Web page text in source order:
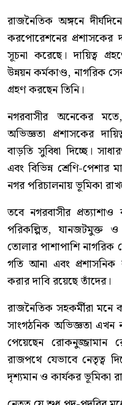
রাজনৈতিক অঙ্গনে
করপোরেশনের প্রশাসকের
সূচনা করেছে। দায়িত্ব
উন্নয়ন কর্মকাণ্ড, নাগরিক
গ্রহণ করছেন তিনি।
নগরবাসীর অনেকের
অভিজ্ঞতা প্রশাসকের
বাড়তি সুবিধা দিচ্ছে।
এবং বিভিন্ন শ্রেণি-
নগর পরিচালনায় ভূমিকা
তবে নগরবাসীর
পরিকল্পিত, যানজটমুক্ত
তোলার পাশাপাশি নাগরিক
গতি আনা এবং প্রশাসনিক
করার দাবি রয়েছে তাঁদের।
রাজনৈতিক সহকর্মীরা মনে
সাংগঠনিক অভিজ্ঞতা এখন
পেয়েছেন রোকনুজ্জামান
রাজপথে যেভাবে নেতৃত্ব
দৃশ্যমান ও কার্যকর ভূমিকা